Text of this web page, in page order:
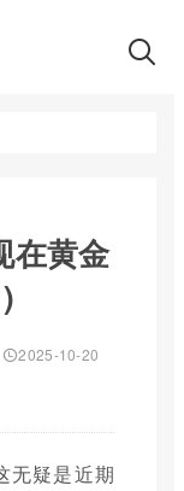
在黄金
2025-10-20
无疑是近期